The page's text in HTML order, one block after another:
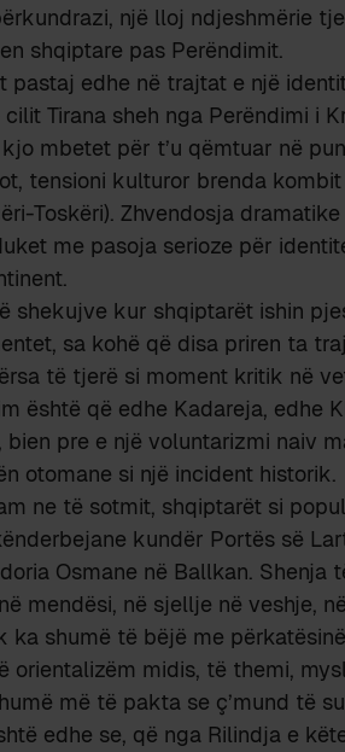
një lloj ndjeshmërie
shqiptare pas Perëndimit.
pastaj edhe në trajtat e një
Tirana sheh nga Perëndimi i
mbetet për t’u qëmtuar në
tensioni kulturor brenda
Toskëri). Zhvendosja
me pasoja serioze për
shekujve kur shqiptarët ishin
sa kohë që disa priren ta
të tjerë si moment kritik në
është që edhe Kadareja, edhe
bien pre e një voluntarizmi naiv
otomane si një incident historik.
ne të sotmit, shqiptarët si
kundër Portës së
Osmane në Ballkan. Shenja
mendësi, në sjellje në veshje,
ka shumë të bëjë me
orientalizëm midis, të themi,
më të pakta se ç’mund të
edhe se, që nga Rilindja e